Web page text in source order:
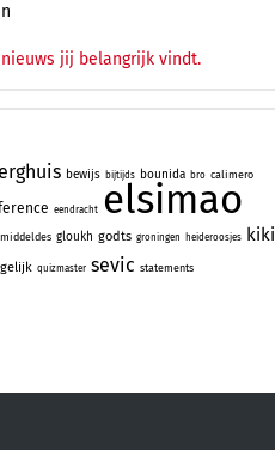
jij belangrijk vindt.
bewijs bijtijds bounida bro calimero
eendracht elsimao
gloukh godts groningen heideroosjes kiki
quizmaster sevic statements